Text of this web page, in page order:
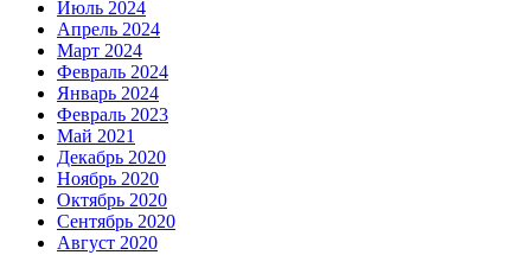
Июль 2024
Апрель 2024
Март 2024
Февраль 2024
Январь 2024
Февраль 2023
Май 2021
Декабрь 2020
Ноябрь 2020
Октябрь 2020
Сентябрь 2020
Август 2020